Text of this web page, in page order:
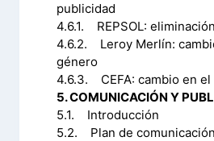
publicidad
4.6.1. REPSOL:
4.6.2. Leroy Merlín:
género
4.6.3. CEFA: cambio en
5. COMUNICACIÓN Y
5.1. Introducción
5.2. Plan de